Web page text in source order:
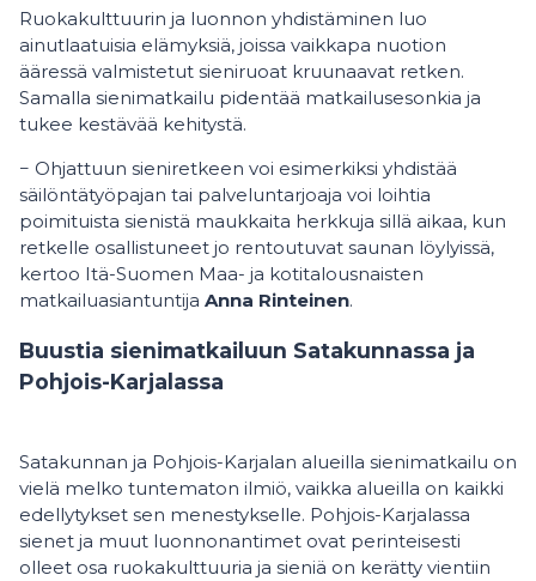
Ruokakulttuurin ja luonnon yhdistäminen luo
ainutlaatuisia elämyksiä, joissa vaikkapa nuotion
ääressä valmistetut sieniruoat kruunaavat retken.
Samalla sienimatkailu pidentää matkailusesonkia ja
tukee kestävää kehitystä.
− Ohjattuun sieniretkeen voi esimerkiksi yhdistää
säilöntätyöpajan tai palveluntarjoaja voi loihtia
poimituista sienistä maukkaita herkkuja sillä aikaa, kun
retkelle osallistuneet jo rentoutuvat saunan löylyissä,
kertoo Itä-Suomen Maa- ja kotitalousnaisten
matkailuasiantuntija Anna Rinteinen.
Buustia sienimatkailuun Satakunnassa ja
Pohjois-Karjalassa
Satakunnan ja Pohjois-Karjalan alueilla sienimatkailu on
vielä melko tuntematon ilmiö, vaikka alueilla on kaikki
edellytykset sen menestykselle. Pohjois-Karjalassa
sienet ja muut luonnonantimet ovat perinteisesti
olleet osa ruokakulttuuria ja sieniä on kerätty vientiin